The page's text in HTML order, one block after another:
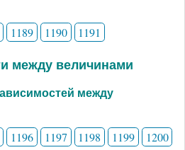
1189 1190 1191
между величинами
между
1196 1197 1198 1199
1200